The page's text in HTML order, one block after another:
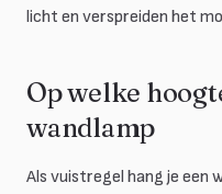
licht en verspreiden het
Op welke
wandlamp
Als vuistregel hang je een